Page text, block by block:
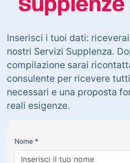
Supplenze
Inserisci i tuoi dati:
nostri Servizi Supplenza.
compilazione sarai
consulente per ricevere
necessari e una proposta
reali esigenze.
Nome *